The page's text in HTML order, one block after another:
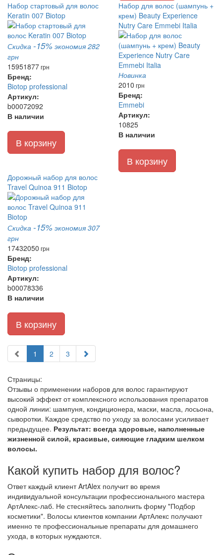
Набор стартовый для волос
Keratin 007 Biotop
Скидка -15% экономия 282
грн
15951877грн
Бренд:
Biotop professional
Артикул:
b00072092
В наличии
В корзину
Набор для волос (шампунь +
крем) Beauty Experience
Nutry Care Emmebi Italia
Новинка
2010 грн
Бренд:
Emmebi
Артикул:
10825
В наличии
В корзину
Дорожный набор для волос
Travel Quinoa 911 Biotop
Скидка -15% экономия 307
грн
17432050 грн
Бренд:
Biotop professional
Артикул:
b00078336
В наличии
В корзину
1 2 3
Страницы:
Отзывы о применении наборов для волос гарантируют
высокий эффект от комплексного использования препаратов
одной линии: шампуня, кондиционера, маски, масла, лосьона,
сыворотки. Каждое средство по уходу за волосами усиливает
предыдущее. Результат: всегда здоровые, наполненные
жизненной силой, красивые, сияющие гладким шелком
волосы.
Какой купить набор для волос?
Ответ каждый клиент ArtAlex получит во время
индивидуальной консультации профессионального мастера
АртАлекс-лаб. Не стесняйтесь заполнить форму "Подбор
косметики". Волосы клиентов компании АртАлекс получают
именно те профессиональные препараты для домашнего
ухода, в которых нуждаются.